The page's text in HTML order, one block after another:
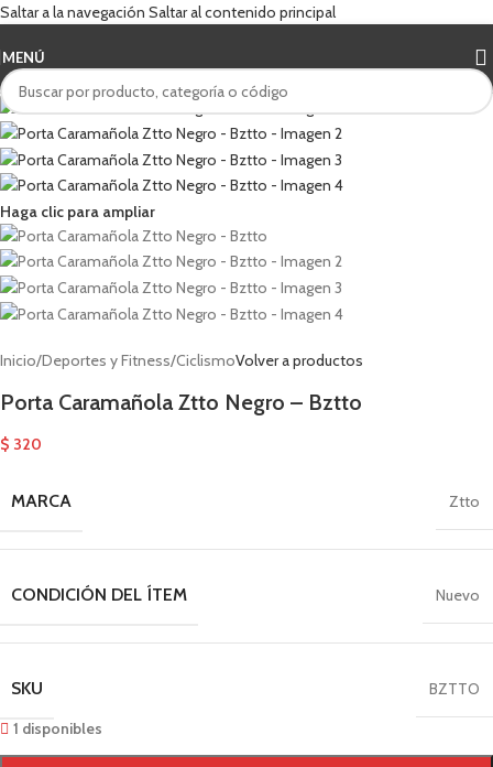
Saltar a la navegación Saltar al contenido principal
MENÚ
Haga clic para ampliar
Inicio/Deportes y Fitness/CiclismoVolver a productos
Porta Caramañola Ztto Negro – Bztto
$ 320
MARCA Ztto
CONDICIÓN DEL ÍTEM Nuevo
SKU
BZTTO
1 disponibles